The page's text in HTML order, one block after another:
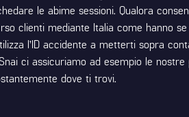
le abime sessioni. Qualora
clienti mediante Italia come hanno
l’ID accidente a metterti sopra
ci assicuriamo ad esempio le nostre
dove ti trovi.